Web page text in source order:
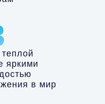
яркими
в мир